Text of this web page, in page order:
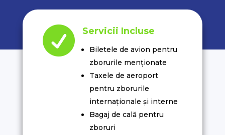
 Servicii Incluse
Biletele de avion pentru
zborurile menționate
Taxele de aeroport
pentru zborurile
internaționale și interne
Bagaj de cală pentru
zboruri